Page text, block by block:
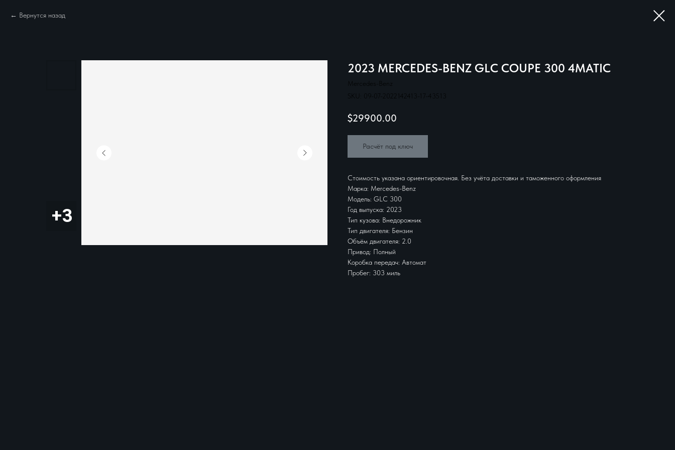
Вернутся назад
2023 MERCEDES-BENZ GLC COUPE 300 4MATIC
Mercedes-Benz
SKU:
09-07-2022142413-17-43513
$29900.00
Расчёт под ключ
Стоимость указана ориентировочная. Без учёта доставки и таможенного оформления
Марка: Mercedes-Benz
Модель: GLC 300
Год выпуска: 2023
Тип кузова: Внедорожник
Тип двигателя: Бензин
Объём двигателя: 2.0
Привод: Полный
Коробка передач: Автомат
Пробег: 303 миль